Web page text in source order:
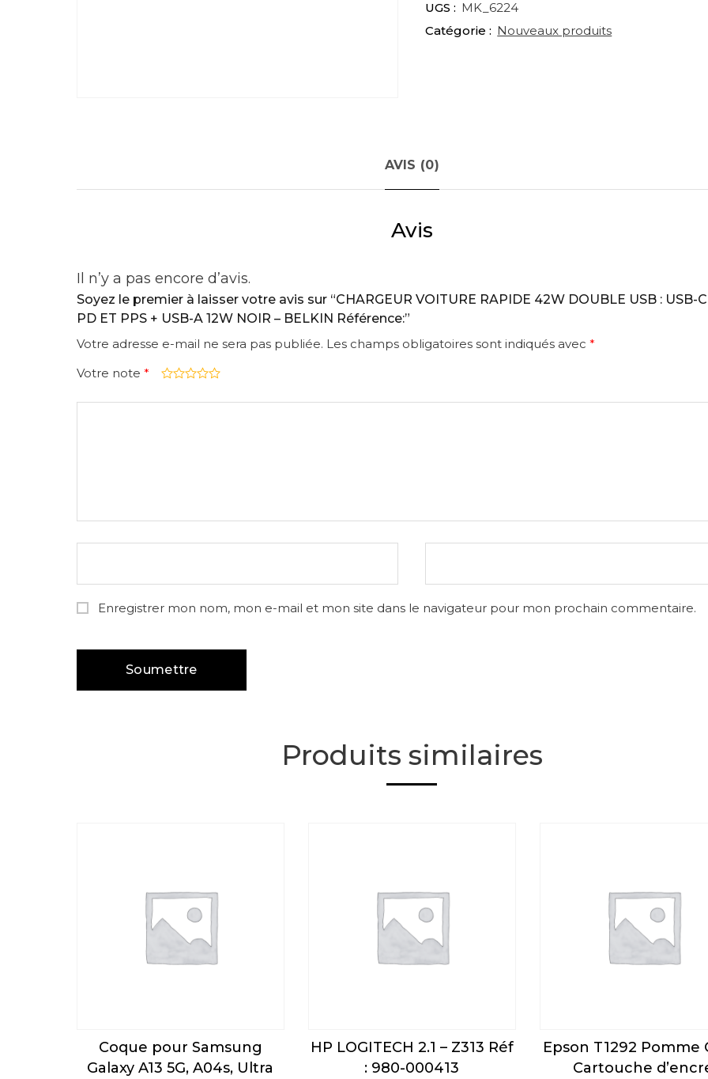
UGS : MK_6224
Catégorie : Nouveaux produits
AVIS (0)
Avis
Il n’y a pas encore d’avis.
Soyez le premier à laisser votre avis sur “CHARGEUR VOITURE RAPIDE 42W DOUBLE USB : USB-
PD ET PPS + USB-A 12W NOIR – BELKIN Référence:”
Votre adresse e-mail ne sera pas publiée. Les champs obligatoires sont indiqués avec *
Votre note *
Enregistrer mon nom, mon e-mail et mon site dans le navigateur pour mon prochain commentaire.
Produits similaires
Coque pour Samsung
Galaxy A13 5G, A04s, Ultra
HP LOGITECH 2.1 – Z313 Réf
: 980-000413
Epson T1292 Pomme
Cartouche